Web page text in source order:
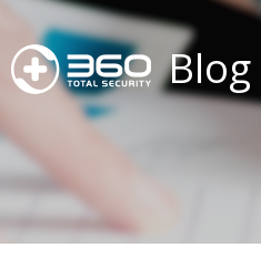
Blog